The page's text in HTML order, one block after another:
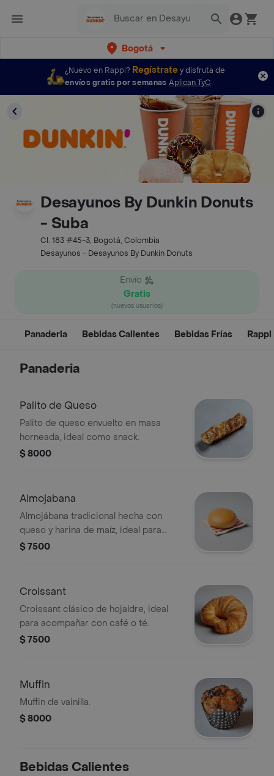
Bogotá
¿Nuevo en Rappi? Regístratey disfruta de
envíos gratis por semanas Aplican TyC
Desayunos By Dunkin Donuts
- Suba
Cl. 183 #45-3, Bogotá, Colombia
Desayunos - Desayunos By Dunkin Donuts
Envío
Gratis
(nuevos usuarios)
Panaderia Bebidas Calientes Bebidas Frías
Panaderia
Palito de Queso
Palito de queso envuelto en masa
horneada, ideal como snack.
$ 8000
Almojabana
Almojábana tradicional hecha con
queso y harina de maíz, ideal para
acompañar con café.
$ 7500
Croissant
Croissant clásico de hojaldre, ideal
para acompañar con café o té.
$ 7500
Muffin
Muffin de vainilla.
$ 8000
Bebidas Calientes